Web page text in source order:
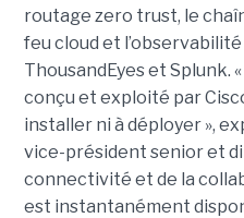
routage zero trust, le
feu cloud et
ThousandEyes et Splunk.
conçu et exploité par
installer ni à déployer »,
vice-président senior et
connectivité et de la
est instantanément